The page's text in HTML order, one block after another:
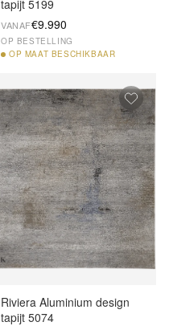
tapijt 5199
VANAF€9.990
OP BESTELLING
OP MAAT BESCHIKBAAR
Riviera Aluminium design
tapijt 5074